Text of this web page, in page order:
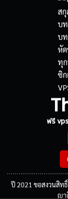
ฟรี
ปี 2021 ขอสงวนสิท
ญา